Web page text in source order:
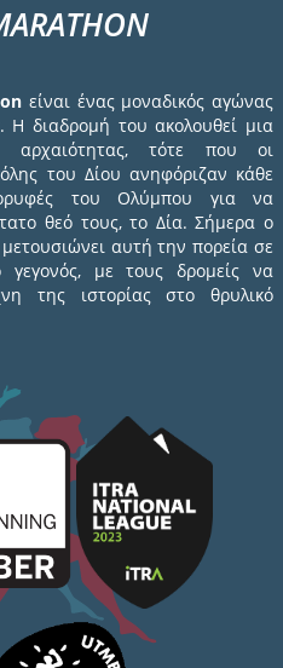
είναι ένας μοναδικός αγώνας
Η διαδρομή του ακολουθεί μια
αρχαιότητας, τότε που οι
του Δίου ανηφόριζαν κάθε
του Ολύμπου για να
θεό τους, το Δία. Σήμερα ο
αυτή την πορεία σε
γεγονός, με τους δρομείς να
της ιστορίας στο θρυλικό